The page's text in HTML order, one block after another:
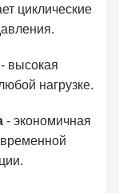
циклические
- высокая
нагрузке.
- экономичная